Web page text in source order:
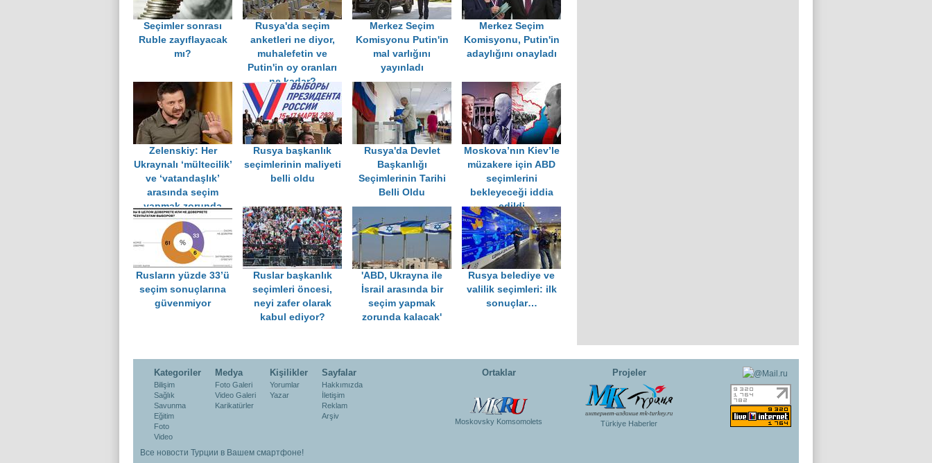
Seçimler sonrası
Ruble zayıflayacak
mı?
Rusya'da seçim
anketleri ne diyor,
muhalefetin ve
Putin'in oy oranları
ne kadar?
Merkez Seçim
Komisyonu Putin'in
mal varlığını
yayınladı
Merkez Seçim
Komisyonu, Putin'in
adaylığını onayladı
Zelenskiy: Her
Ukraynalı ‘mültecilik’
ve ‘vatandaşlık’
arasında seçim
yapmak zorunda
Rusya başkanlık
seçimlerinin maliyeti
belli oldu
Rusya'da Devlet
Başkanlığı
Seçimlerinin Tarihi
Belli Oldu
Moskova’nın Kiev’le
müzakere için ABD
seçimlerini
bekleyeceği iddia
edildi
Rusların yüzde 33’ü
seçim sonuçlarına
güvenmiyor
Ruslar başkanlık
seçimleri öncesi,
neyi zafer olarak
kabul ediyor?
'ABD, Ukrayna ile
İsrail arasında bir
seçim yapmak
zorunda kalacak'
Rusya belediye ve
valilik seçimleri: ilk
sonuçlar…
Kategoriler
Bilişim
Sağlık
Savunma
Eğitim
Foto
Video
Medya
Foto Galeri
Video Galeri
Karikatürler
Kişilikler
Yorumlar
Yazar
Sayfalar
Hakkımızda
İletişim
Reklam
Arşiv
Ortaklar
Moskovsky Komsomolets
Projeler
Türkiye Haberler
Все новости Турции в Вашем смартфоне!